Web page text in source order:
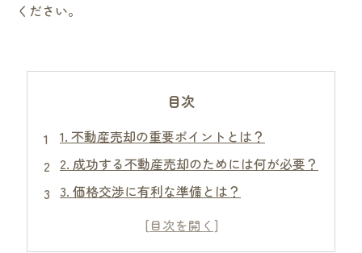
ください。
目次
1. 不動産売却の重要ポイントとは？
2. 成功する不動産売却のためには何が必要？
3. 価格交渉に有利な準備とは？
4. 不動産売却での悩みの解決策